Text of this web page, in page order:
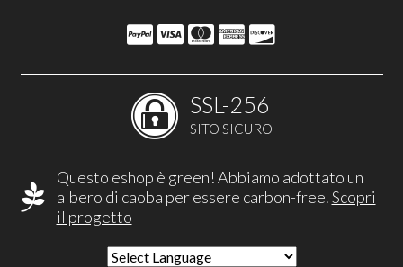
SSL-256
SITO SICURO
Questo eshop è green! Abbiamo adottato un
albero di caoba per essere carbon-free.Scopri
il progetto